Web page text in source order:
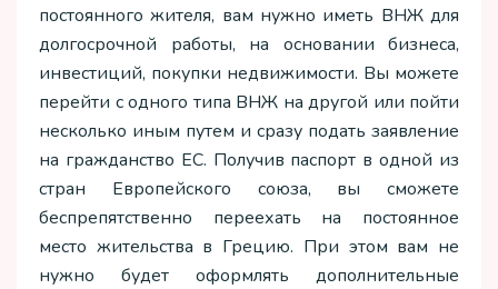
постоянного жителя, вам нужно иметь ВНЖ для
долгосрочной работы, на основании бизнеса,
инвестиций, покупки недвижимости. Вы можете
перейти с одного типа ВНЖ на другой или пойти
несколько иным путем и сразу подать заявление
на гражданство ЕС. Получив паспорт в одной из
стран Европейского союза, вы сможете
беспрепятственно переехать на постоянное
место жительства в Грецию. При этом вам не
нужно будет оформлять дополнительные